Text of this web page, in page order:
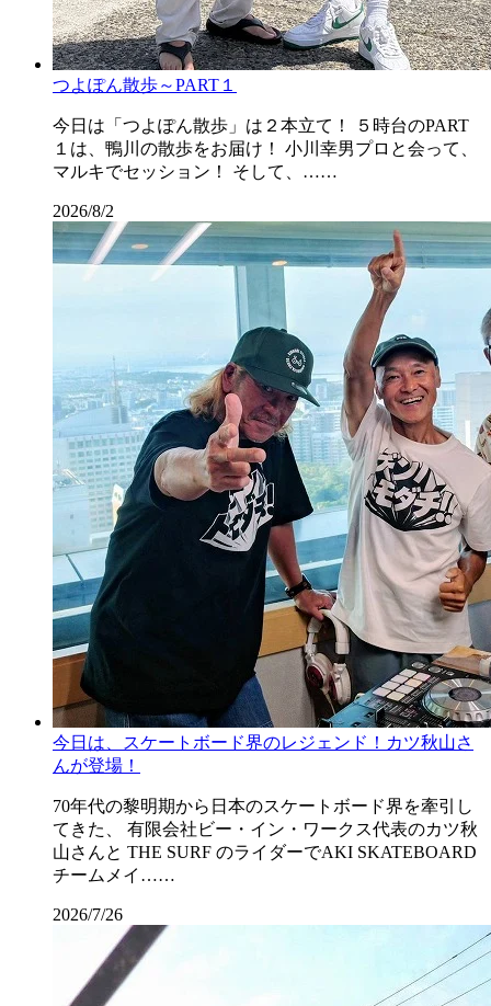
つよぽん散歩～PART１
今日は「つよぽん散歩」は２本立て！ ５時台のPART
１は、鴨川の散歩をお届け！ 小川幸男プロと会って、
マルキでセッション！ そして、……
2026/8/2
今日は、スケートボード界のレジェンド！カツ秋山さ
んが登場！
70年代の黎明期から日本のスケートボード界を牽引し
てきた、 有限会社ビー・イン・ワークス代表のカツ秋
山さんと THE SURF のライダーでAKI SKATEBOARD
チームメイ……
2026/7/26